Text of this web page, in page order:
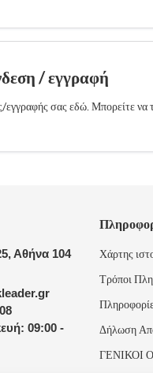
/ εγγραφή
σας εδώ. Μπορείτε να
Αθήνα 104
09:00 -
Χάρτης
Τρόποι
Δήλωση
ΓΕΝΙΚΟΙ